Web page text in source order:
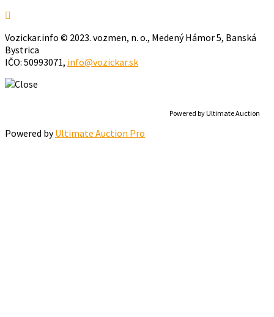
Vozickar.info © 2023. vozmen, n. o., Medený Hámor 5, Banská
Bystrica
IČO: 50993071, info@vozickar.sk
Powered by Ultimate Auction
Powered byUltimate Auction Pro